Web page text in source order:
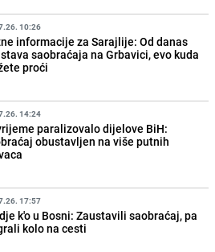
10:26
informacije za Sarajlije: Od danas
saobraćaja na Grbavici, evo kuda
proći
14:24
paralizovalo dijelove BiH:
obustavljen na više putnih
17:57
k'o u Bosni: Zaustavili saobraćaj, pa
kolo na cesti